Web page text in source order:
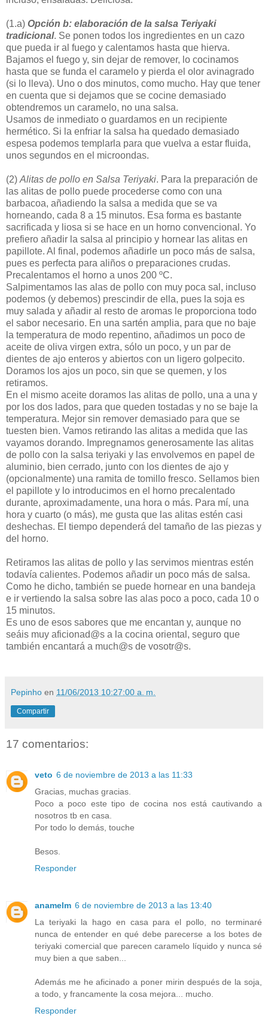
(1.a) Opción b: elaboración de la salsa Teriyaki
tradicional. Se ponen todos los ingredientes en un cazo
que pueda ir al fuego y calentamos hasta que hierva.
Bajamos el fuego y, sin dejar de remover, lo cocinamos
hasta que se funda el caramelo y pierda el olor avinagrado
(si lo lleva). Uno o dos minutos, como mucho. Hay que tener
en cuenta que si dejamos que se cocine demasiado
obtendremos un caramelo, no una salsa.
Usamos de inmediato o guardamos en un recipiente
hermético. Si la enfriar la salsa ha quedado demasiado
espesa podemos templarla para que vuelva a estar fluida,
unos segundos en el microondas.
(2) Alitas de pollo en Salsa Teriyaki. Para la preparación de
las alitas de pollo puede procederse como con una
barbacoa, añadiendo la salsa a medida que se va
horneando, cada 8 a 15 minutos. Esa forma es bastante
sacrificada y liosa si se hace en un horno convencional. Yo
prefiero añadir la salsa al principio y hornear las alitas en
papillote. Al final, podemos añadirle un poco más de salsa,
pues es perfecta para aliños o preparaciones crudas.
Precalentamos el horno a unos 200 ºC.
Salpimentamos las alas de pollo con muy poca sal, incluso
podemos (y debemos) prescindir de ella, pues la soja es
muy salada y añadir al resto de aromas le proporciona todo
el sabor necesario. En una sartén amplia, para que no baje
la temperatura de modo repentino, añadimos un poco de
aceite de oliva virgen extra, sólo un poco, y un par de
dientes de ajo enteros y abiertos con un ligero golpecito.
Doramos los ajos un poco, sin que se quemen, y los
retiramos.
En el mismo aceite doramos las alitas de pollo, una a una y
por los dos lados, para que queden tostadas y no se baje la
temperatura. Mejor sin remover demasiado para que se
tuesten bien. Vamos retirando las alitas a medida que las
vayamos dorando. Impregnamos generosamente las alitas
de pollo con la salsa teriyaki y las envolvemos en papel de
aluminio, bien cerrado, junto con los dientes de ajo y
(opcionalmente) una ramita de tomillo fresco. Sellamos bien
el papillote y lo introducimos en el horno precalentado
durante, aproximadamente, una hora o más. Para mí, una
hora y cuarto (o más), me gusta que las alitas estén casi
deshechas. El tiempo dependerá del tamaño de las piezas y
del horno.
Retiramos las alitas de pollo y las servimos mientras estén
todavía calientes. Podemos añadir un poco más de salsa.
Como he dicho, también se puede hornear en una bandeja
e ir vertiendo la salsa sobre las alas poco a poco, cada 10 o
15 minutos.
Es uno de esos sabores que me encantan y, aunque no
seáis muy aficionad@s a la cocina oriental, seguro que
también encantará a much@s de vosotr@s.
Pepinho en 11/06/2013 10:27:00 a. m.
Compartir
17 comentarios:
veto 6 de noviembre de 2013 a las 11:33
Gracias, muchas gracias.
Poco a poco este tipo de cocina nos está cautivando a
nosotros tb en casa.
Por todo lo demás, touche
Besos.
Responder
anamelm 6 de noviembre de 2013 a las 13:40
La teriyaki la hago en casa para el pollo, no terminaré
nunca de entender en qué debe parecerse a los botes de
teriyaki comercial que parecen caramelo líquido y nunca sé
muy bien a que saben...
Además me he aficinado a poner mirin después de la soja,
a todo, y francamente la cosa mejora... mucho.
Responder